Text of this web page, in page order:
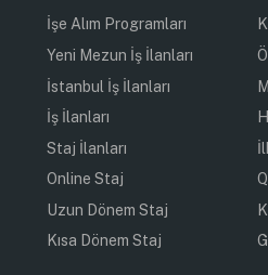
İşe Alım Programları
Yeni Mezun İş İlanları
İstanbul İş İlanları
İş İlanları
Staj İlanları
Online Staj
Uzun Dönem Staj
Kısa Dönem Staj